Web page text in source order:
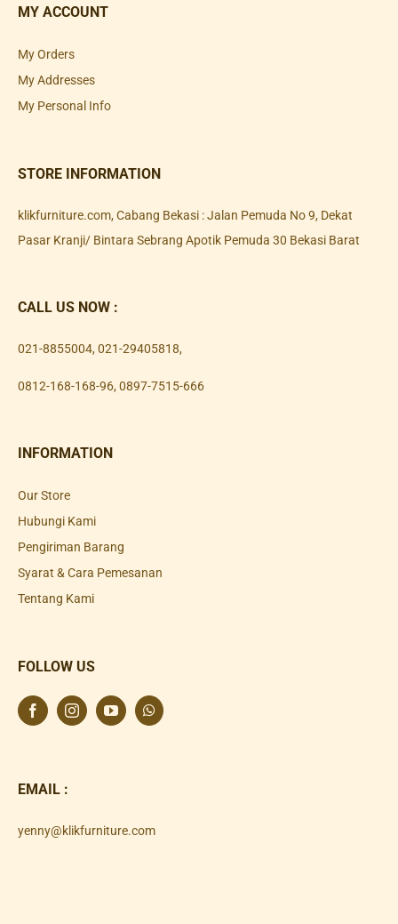
MY ACCOUNT
My Orders
My Addresses
My Personal Info
STORE INFORMATION
klikfurniture.com, Cabang Bekasi : Jalan Pemuda No 9, Dekat
Pasar Kranji/ Bintara Sebrang Apotik Pemuda 30 Bekasi Barat
CALL US NOW :
021-8855004, 021-29405818,
0812-168-168-96, 0897-7515-666
INFORMATION
Our Store
Hubungi Kami
Pengiriman Barang
Syarat & Cara Pemesanan
Tentang Kami
FOLLOW US
EMAIL :
yenny@klikfurniture.com